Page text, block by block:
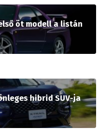
öt modell a listán
hibrid SUV-ja